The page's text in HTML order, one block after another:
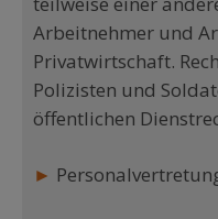
Arbeitnehmer und
Privatwirtschaft.
Polizisten und
öffentlichen
►